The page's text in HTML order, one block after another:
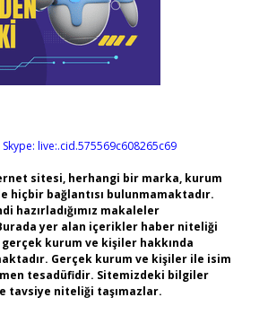
Skype: live:.cid.575569c608265c69
sitesi, herhangi bir marka, kurum
hiçbir bağlantısı bulunmamaktadır.
hazırladığımız makaleler
yer alan içerikler haber niteliği
kurum ve kişiler hakkında
Gerçek kurum ve kişiler ile isim
tesadüfidir. Sitemizdeki bilgiler
tavsiye niteliği taşımazlar.